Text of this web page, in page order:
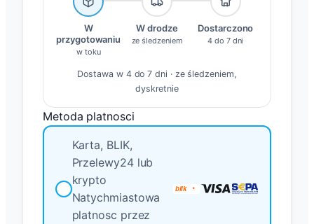
W
przygotowaniu
w toku
W drodze
ze śledzeniem
Dostarczono
4 do 7 dni
Dostawa w 4 do 7 dni · ze śledzeniem,
dyskretnie
Metoda platnosci
Karta, BLIK,
Przelewy24 lub
krypto
Natychmiastowa
platnosc przez